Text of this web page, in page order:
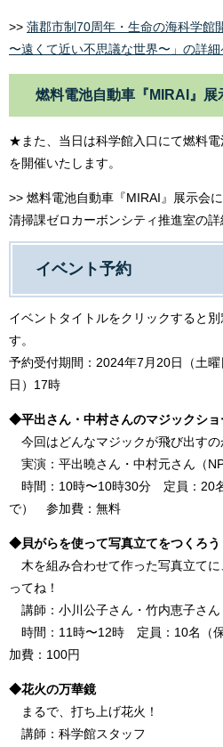
>> 蒲郡市制70周年・生命の海科学館
〜遠くて近い不思議な世界〜」の詳
燃料電池自動車『MIRAI』展
★また、当日は科学館入口にて燃料
を開催いたします。
>> 燃料電池自動車『MIRAI』展示会
清掃課ゼロカーボンシティ推進室の詳
イベント予約
イベントタイトルをクリックすると
す。
予約受付期間：2024年7月20日（土
日）17時
◆平出さん・中村さんのマジックショ
今回はどんなマジックが飛び出すの
実演：平出曉さん・中村元さん（
時間：10時〜10時30分 定員：20
で） 参加費：無料
◆貝がらを使って写真立てをつくろう
木を組み合わせて作った写真立て
ってね！
講師：小川公子さん・竹内恵子さん
時間：11時〜12時 定員：10名（
加費：100円
◆花火の万華鏡
まるで、打ち上げ花火！
講師：科学館スタッフ